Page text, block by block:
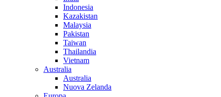
Indonesia
Kazakistan
Malaysia
Pakistan
Taiwan
Thailandia
Vietnam
Australia
Australia
Nuova Zelanda